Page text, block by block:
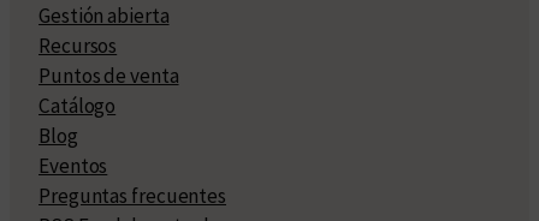
Gestión abierta
Recursos
Puntos de venta
Catálogo
Blog
Eventos
Preguntas frecuentes